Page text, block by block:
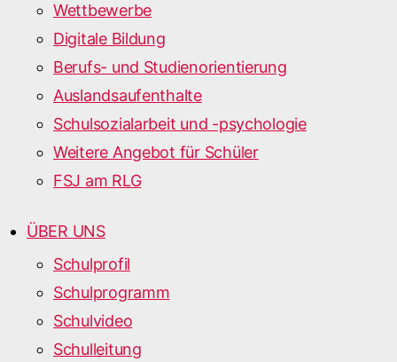
Wettbewerbe
Digitale Bildung
Berufs- und Studienorientierung
Auslandsaufenthalte
Schulsozialarbeit und -psychologie
Weitere Angebot für Schüler
FSJ am RLG
ÜBER UNS
Schulprofil
Schulprogramm
Schulvideo
Schulleitung